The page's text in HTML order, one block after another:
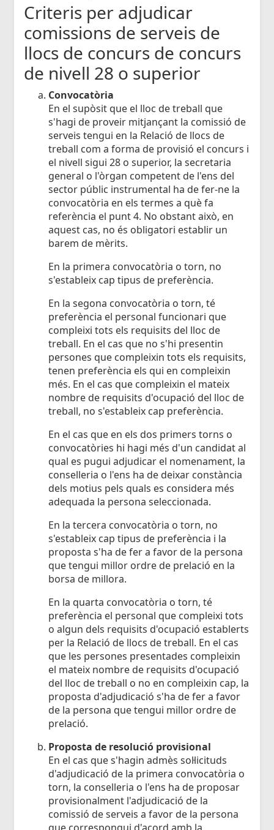
Criteris per adjudicar
comissions de serveis de
llocs de concurs de concurs
de nivell 28 o superior
Convocatòria
En el supòsit que el lloc de treball que
s'hagi de proveir mitjançant la comissió de
serveis tengui en la Relació de llocs de
treball com a forma de provisió el concurs i
el nivell sigui 28 o superior, la secretaria
general o l'òrgan competent de l'ens del
sector públic instrumental ha de fer-ne la
convocatòria en els termes a què fa
referència el punt 4. No obstant això, en
aquest cas, no és obligatori establir un
barem de mèrits.
En la primera convocatòria o torn, no
s'estableix cap tipus de preferència.
En la segona convocatòria o torn, té
preferència el personal funcionari que
compleixi tots els requisits del lloc de
treball. En el cas que no s'hi presentin
persones que compleixin tots els requisits,
tenen preferència els qui en compleixin
més. En el cas que compleixin el mateix
nombre de requisits d'ocupació del lloc de
treball, no s'estableix cap preferència.
En el cas que en els dos primers torns o
convocatòries hi hagi més d'un candidat al
qual es pugui adjudicar el nomenament, la
conselleria o l'ens ha de deixar constància
dels motius pels quals es considera més
adequada la persona seleccionada.
En la tercera convocatòria o torn, no
s'estableix cap tipus de preferència i la
proposta s'ha de fer a favor de la persona
que tengui millor ordre de prelació en la
borsa de millora.
En la quarta convocatòria o torn, té
preferència el personal que compleixi tots
o algun dels requisits d'ocupació establerts
per la Relació de llocs de treball. En el cas
que les persones presentades compleixin
el mateix nombre de requisits d'ocupació
del lloc de treball o no en compleixin cap, la
proposta d'adjudicació s'ha de fer a favor
de la persona que tengui millor ordre de
prelació.
Proposta de resolució provisional
En el cas que s'hagin admès sol·licituds
d'adjudicació de la primera convocatòria o
torn, la conselleria o l'ens ha de proposar
provisionalment l'adjudicació de la
comissió de serveis a favor de la persona